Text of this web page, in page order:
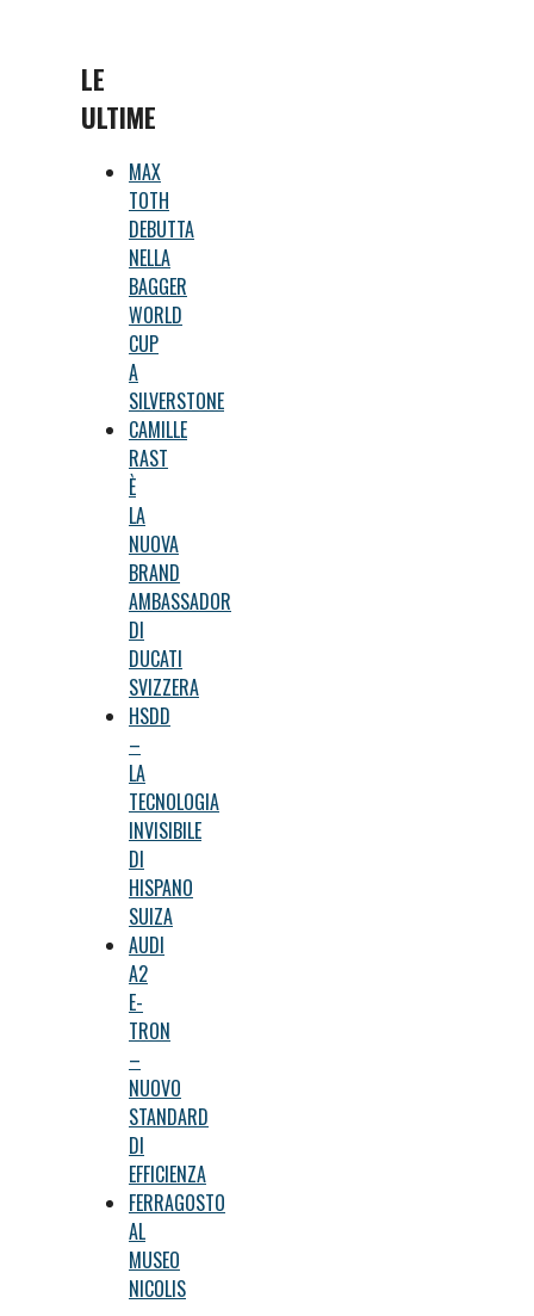
LE
ULTIME
MAX
TOTH
DEBUTTA
NELLA
BAGGER
WORLD
CUP
A
SILVERSTONE
CAMILLE
RAST
È
LA
NUOVA
BRAND
AMBASSADOR
DI
DUCATI
SVIZZERA
HSDD
–
LA
TECNOLOGIA
INVISIBILE
DI
HISPANO
SUIZA
AUDI
A2
E-
TRON
–
NUOVO
STANDARD
DI
EFFICIENZA
FERRAGOSTO
AL
MUSEO
NICOLIS